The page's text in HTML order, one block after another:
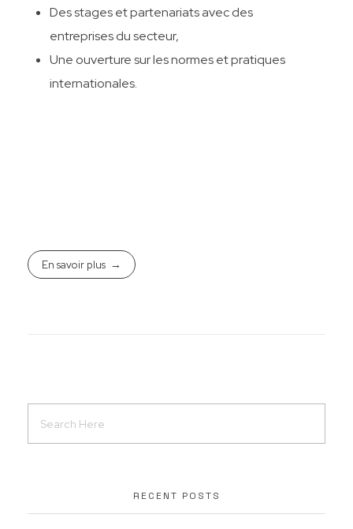
Des stages et partenariats avec des
entreprises du secteur,
Une ouverture sur les normes et pratiques
internationales.
En savoir plus
RECENT POSTS